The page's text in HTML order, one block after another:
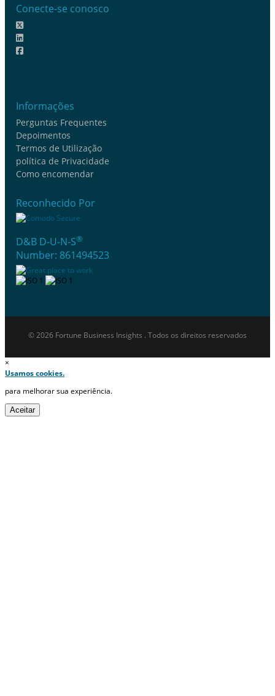
Conecte-se conosco
Informações
Perguntas Frequentes
Depoimentos
Termos de Utilização
política de Privacidade
Como encomendar
Reconhecido Por
D&B D-U-N-S®
Number: 861494523
© 2026 Fortune Business Insights . Todos os direitos reservados
×
Usamos cookies.
para melhorar sua experiência.
Aceitar